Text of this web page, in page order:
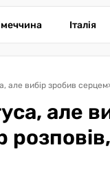
Італія
але вибір зробив
але